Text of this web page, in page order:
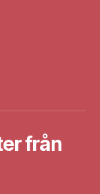
från